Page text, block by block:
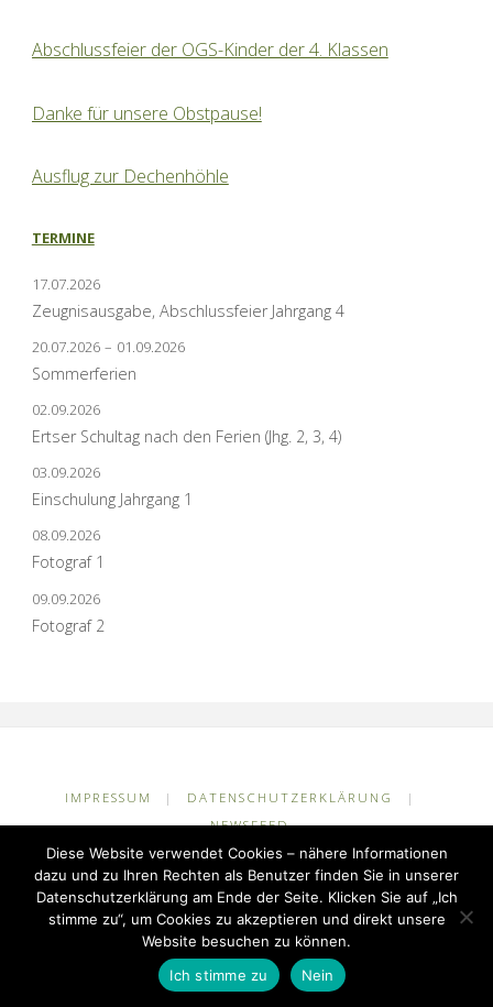
Abschlussfeier der OGS-Kinder der 4. Klassen
Danke für unsere Obstpause!
Ausflug zur Dechenhöhle
TERMINE
17.07.2026
Zeugnisausgabe, Abschlussfeier Jahrgang 4
20.07.2026 – 01.09.2026
Sommerferien
02.09.2026
Ertser Schultag nach den Ferien (Jhg. 2, 3, 4)
03.09.2026
Einschulung Jahrgang 1
08.09.2026
Fotograf 1
09.09.2026
Fotograf 2
IMPRESSUM | DATENSCHUTZERKLÄRUNG
|
NEWSFEED
©2026 Grundschule Kuhlerkamp
Präsentiert vonFluida &WordPress.
Diese Website verwendet Cookies – nähere Informationen
dazu und zu Ihren Rechten als Benutzer finden Sie in unserer
Datenschutzerklärung am Ende der Seite. Klicken Sie auf „Ich
stimme zu“, um Cookies zu akzeptieren und direkt unsere
Website besuchen zu können.
Ich stimme zu
Nein